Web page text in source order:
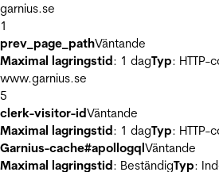
garnius.se
1
prev_page_pathVäntande
Maximal lagringstid: 1 dagTyp: HTTP-
www.garnius.se
5
clerk-visitor-idVäntande
Maximal lagringstid: 1 dagTyp: HTTP-
Garnius-cache#apollogqlVäntande
Maximal lagringstid: BeständigTyp: